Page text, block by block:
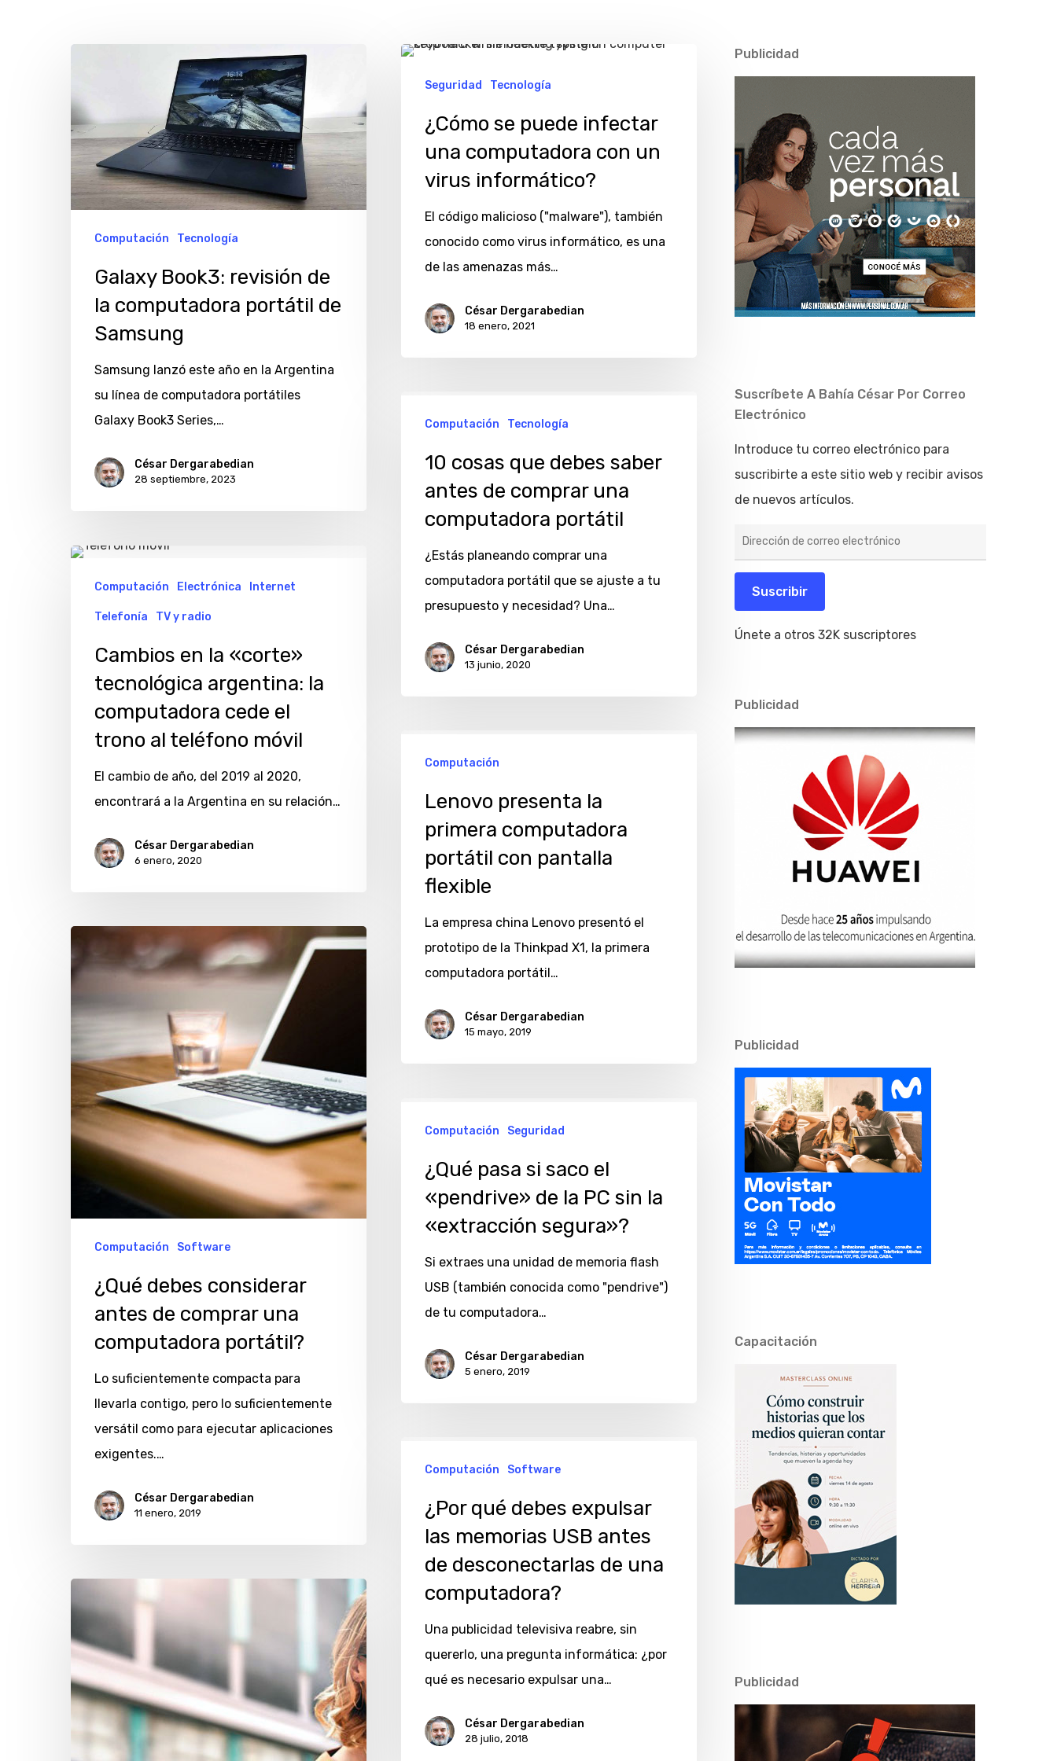
Hit enter to search or ESC to close
revisión
de
la
computadora
portátil
Computación Tecnología
Galaxy Book3: revisión de
la computadora portátil de
Samsung
Samsung lanzó este año en la Argentina
su línea de computadora portátiles
Galaxy Book3 Series,…
César Dergarabedian
28 septiembre, 2023
¿Cómo
infectar
computadora
Seguridad Tecnología
¿Cómo se puede infectar
una computadora con un
virus informático?
El código malicioso ("malware"), también
conocido como virus informático, es una
de las amenazas más…
César Dergarabedian
18 enero, 2021
cosas
antes
comprar
portátil
Computación Tecnología
10 cosas que debes saber
antes de comprar una
computadora portátil
¿Estás planeando comprar una
computadora portátil que se ajuste a tu
presupuesto y necesidad? Una…
César Dergarabedian
13 junio, 2020
Cambios
tecnológica
argentina:
computadora
trono
teléfono
Computación Electrónica Internet
Telefonía TV y radio
Cambios en la «corte»
tecnológica argentina: la
computadora cede el
trono al teléfono móvil
El cambio de año, del 2019 al 2020,
encontrará a la Argentina en su relación…
César Dergarabedian
6 enero, 2020
presenta
computadora
portátil
pantalla
flexible
Computación
Lenovo presenta la
primera computadora
portátil con pantalla
flexible
La empresa china Lenovo presentó el
prototipo de la Thinkpad X1, la primera
computadora portátil…
César Dergarabedian
15 mayo, 2019
debes
considerar
antes
de
comprar
una
computadora
portátil?
Computación Software
¿Qué debes considerar
antes de comprar una
computadora portátil?
Lo suficientemente compacta para
llevarla contigo, pero lo suficientemente
versátil como para ejecutar aplicaciones
exigentes.…
César Dergarabedian
11 enero, 2019
pasa
saco
«pendrive»
Computación Seguridad
¿Qué pasa si saco el
«pendrive» de la PC sin la
«extracción segura»?
Si extraes una unidad de memoria flash
USB (también conocida como "pendrive")
de tu computadora…
César Dergarabedian
5 enero, 2019
expulsar
memorias
antes
desconectarlas
computadora?
Computación Software
¿Por qué debes expulsar
las memorias USB antes
de desconectarlas de una
computadora?
Una publicidad televisiva reabre, sin
quererlo, una pregunta informática: ¿por
qué es necesario expulsar una…
César Dergarabedian
28 julio, 2018
proteger
la
vista
ante
computadora,
Publicidad
Suscríbete A Bahía César Por Correo
Electrónico
Introduce tu correo electrónico para
suscribirte a este sitio web y recibir avisos
de nuevos artículos.
de
electrónico
Suscribir
Únete a otros 32K suscriptores
Publicidad
Publicidad
Capacitación
Publicidad